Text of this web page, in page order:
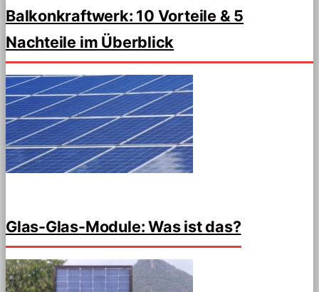
Balkonkraftwerk: 10 Vorteile & 5
Nachteile im Überblick
Glas-Glas-Module: Was ist das?